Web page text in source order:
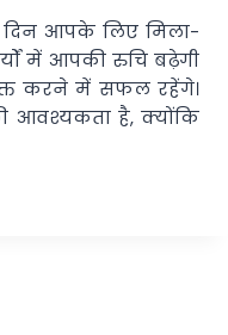
दिन आपके लिए मिला-
में आपकी रुचि बढ़ेगी
करने में सफल रहेंगे।
आवश्यकता है, क्योंकि